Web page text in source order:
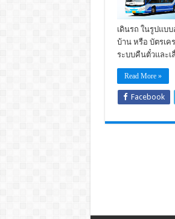
เดินรถ ในรูปแบ
บ้าน หรือ บัตรเค
ระบบคืนตั๋วและเ
Read More »
Facebook